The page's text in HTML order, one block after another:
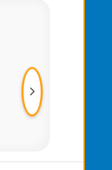
Eccellente
Due Parole Per
Venditore : Molto